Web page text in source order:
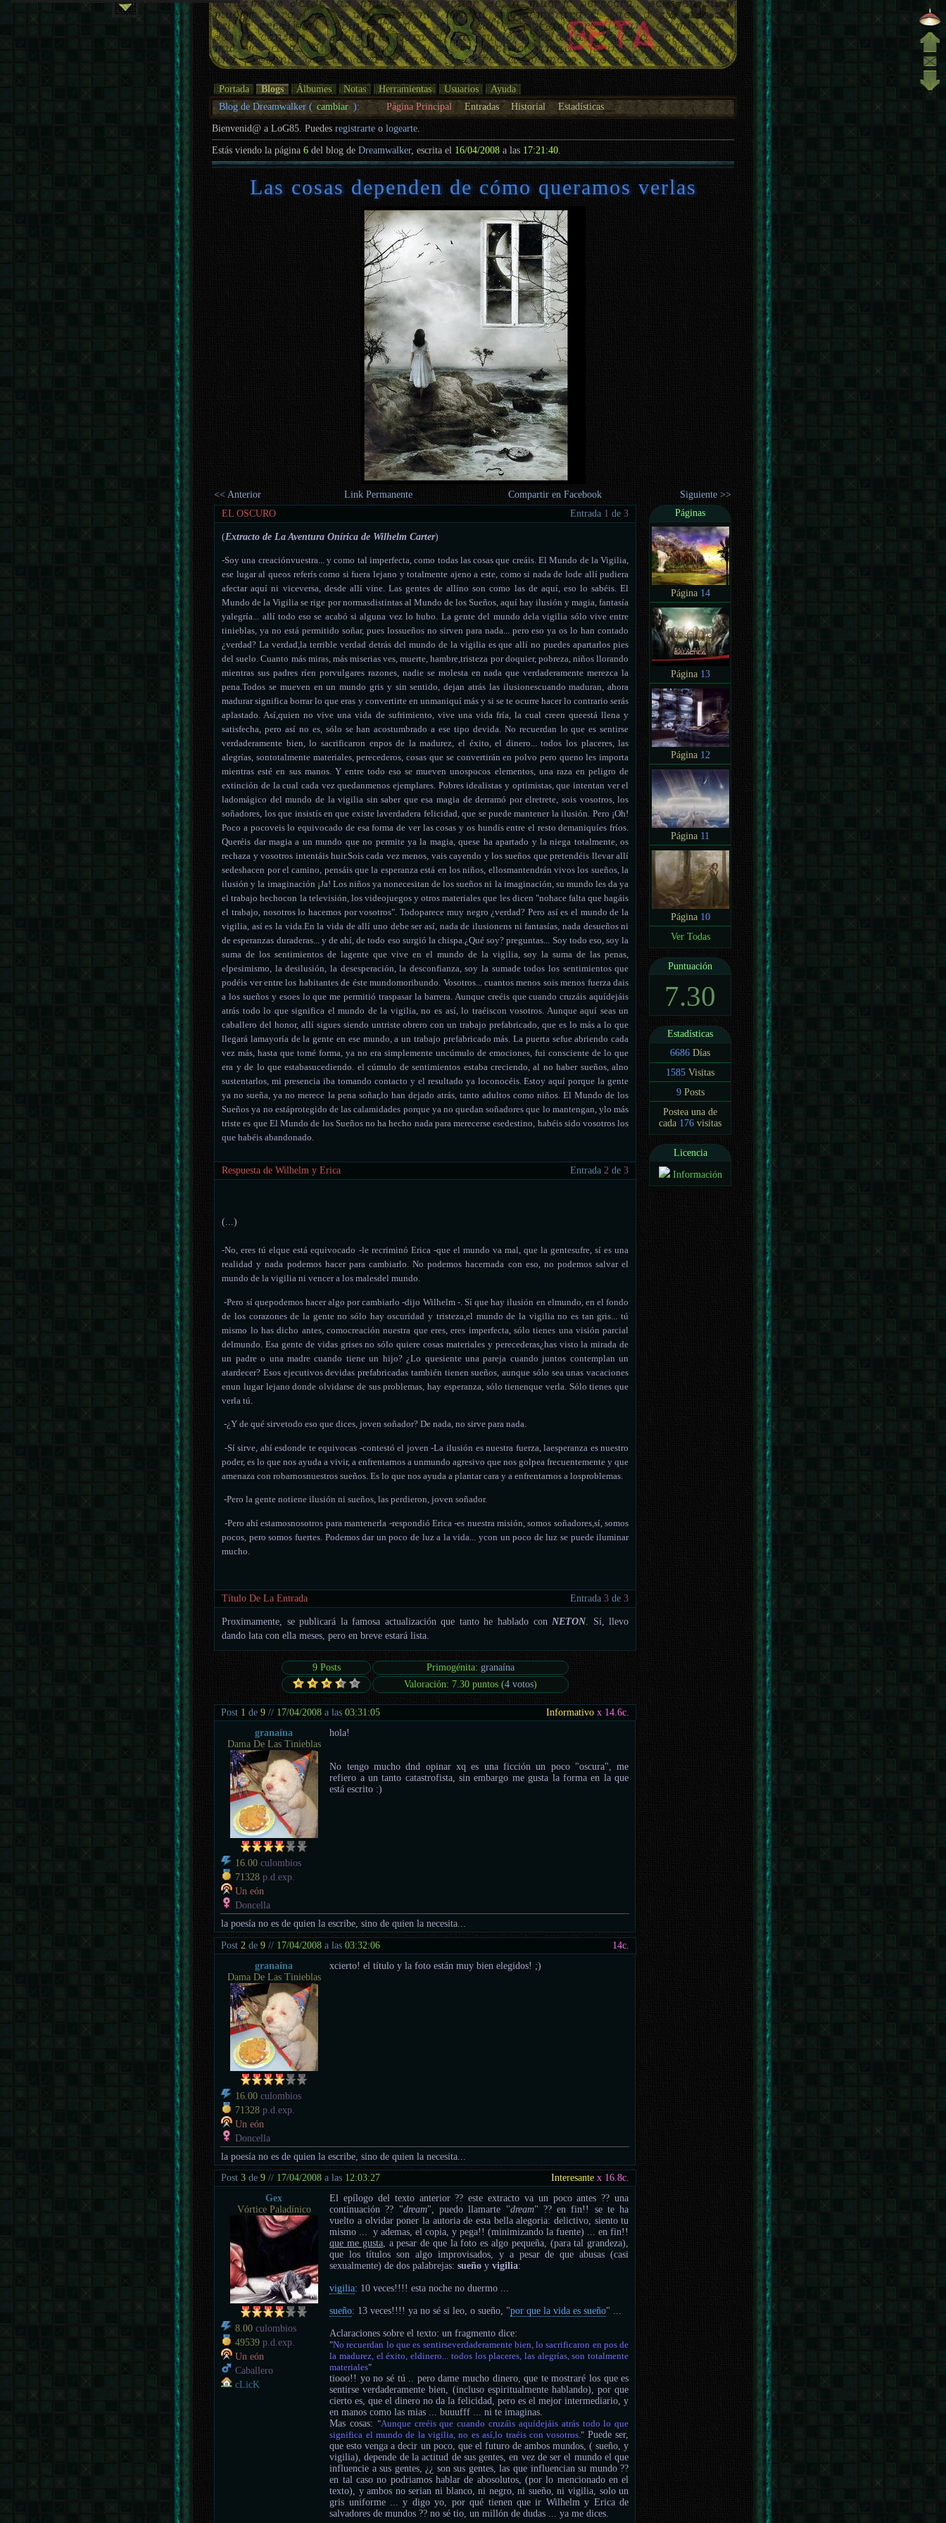
Portada Blogs Álbumes Notas Herramientas Usuarios
Ayuda
Blog de Dreamwalker ( cambiar ): Página Principal Entradas Historial Estadísticas
Bienvenid@ a LoG85. Puedesregistrarte ologearte.
Estás viendo la página6 del blog deDreamwalker, escrita el 16/04/2008 a las 17:21:40
Las cosas dependen de cómo queramos verlas
<< Anterior Link Permanente Compartir en Facebook
Siguiente >>
EL OSCURO
Entrada 1 de3
(Extracto de La Aventura Onírica de Wilhelm Carter)
-Soy una creaciónvuestra... y como tal imperfecta, como todas las cosas que creáis. El Mundo de la Vigilia,
ese lugar al queos referís como si fuera lejano y totalmente ajeno a este, como si nada de lode allí pudiera
afectar aquí ni viceversa, desde allí vine. Las gentes de allíno son como las de aquí, eso lo sabéis. El
Mundo dela Vigilia se rige por normasdistintas al Mundo de los Sueños, aquí hay ilusión y magia, fantasía
yalegría... allí todo eso se acabó si alguna vez lo hubo. La gente del mundo dela vigilia sólo vive entre
tinieblas, ya no está permitido soñar, pues lossueños no sirven para nada... pero eso ya os lo han contado
¿verdad? La verdad,la terrible verdad detrás del mundo de la vigilia es que allí no puedes apartarlos pies
del suelo. Cuanto más miras, más miserias ves, muerte, hambre,tristeza por doquier, pobreza, niños llorando
mientras sus padres ríen porvulgares razones, nadie se molesta en nada que verdaderamente merezca la
pena.Todos se mueven en un mundo gris y sin sentido, dejan atrás las ilusionescuando maduran, ahora
madurar significa borrar lo que eras y convertirte en unmaniquí más y si se te ocurre hacer lo contrario serás
aplastado. Así,quien no vive una vida de sufrimiento, vive una vida fría, la cual creen queestá llena y
satisfecha, pero así no es, sólo se han acostumbrado a ese tipo devida. No recuerdan lo que es sentirse
verdaderamente bien, lo sacrificaron enpos de la madurez, el éxito, el dinero... todos los placeres, las
alegrías, sontotalmente materiales, perecederos, cosas que se convertirán en polvo pero queno les importa
mientras esté en sus manos. Y entre todo eso se mueven unospocos elementos, una raza en peligro de
extinción de la cual cada vez quedanmenos ejemplares. Pobres idealistas y optimistas, que intentan ver el
ladomágico del mundo de la vigilia sin saber que esa magia de derramó por elretrete, sois vosotros, los
soñadores, los que insistís en que existe laverdadera felicidad, que se puede mantener la ilusión. Pero ¡Oh!
Poco a pocoveis lo equivocado de esa forma de ver las cosas y os hundís entre el resto demaniquíes fríos.
Queréis dar magia a un mundo que no permite ya la magia, quese ha apartado y la niega totalmente, os
rechaza y vosotros intentáis huir.Sois cada vez menos, vais cayendo y los sueños que pretendéis llevar allí
sedeshacen por el camino, pensáis que la esperanza está en los niños, ellosmantendrán vivos los sueños, la
ilusión y la imaginación ¡Ja! Los niños ya nonecesitan de los sueños ni la imaginación, su mundo les da ya
el trabajo hechocon la televisión, los videojuegos y otros materiales que les dicen "nohace falta que hagáis
el trabajo, nosotros lo hacemos por vosotros". Todoparece muy negro ¿verdad? Pero así es el mundo de la
vigilia, así es la vida.En la vida de allí uno debe ser así, nada de ilusionens ni fantasías, nada desueños ni
de esperanzas duraderas... y de ahí, de todo eso surgió la chispa.¿Qué soy? preguntas... Soy todo eso, soy la
suma de los sentimientos de lagente que vive en el mundo de la vigilia, soy la suma de las penas,
elpesimismo, la desilusión, la desesperación, la desconfianza, soy la sumade todos los sentimientos que
podéis ver entre los habitantes de éste mundomoribundo. Vosotros... cuantos menos sois menos fuerza dais
a los sueños y esoes lo que me permitió traspasar la barrera. Aunque creéis que cuando cruzáis aquídejáis
atrás todo lo que significa el mundo de la vigilia, no es así, lo traéiscon vosotros. Aunque aquí seas un
caballero del honor, allí sigues siendo untriste obrero con un trabajo prefabricado, que es lo más a lo que
llegará lamayoría de la gente en ese mundo, a un trabajo prefabricado más. La puerta sefue abriendo cada
vez más, hasta que tomé forma, ya no era simplemente uncúmulo de emociones, fui consciente de lo que
era y de lo que estabasucediendo. el cúmulo de sentimientos estaba creciendo, al no haber sueños, alno
sustentarlos, mi presencia iba tomando contacto y el resultado ya loconocéis. Estoy aquí porque la gente
ya no sueña, ya no merece la pena soñar,lo han dejado atrás, tanto adultos como niños. El Mundo de los
Sueños ya no estáprotegido de las calamidades porque ya no quedan soñadores que lo mantengan, ylo más
triste es que El Mundo de los Sueños no ha hecho nada para merecerse esedestino, habéis sido vosotros los
que habéis abandonado.
Respuesta de Wilhelm y Erica Entrada 2 de3
(...)
-No, eres tú elque está equivocado -le recriminó Erica -que el mundo va mal, que la gentesufre, sí es una
realidad y nada podemos hacer para cambiarlo. No podemos hacernada con eso, no podemos salvar el
mundo de la vigilia ni vencer a los malesdel mundo.
-Pero sí quepodemos hacer algo por cambiarlo -dijo Wilhelm -. Sí que hay ilusión en elmundo, en el fondo
de los corazones de la gente no sólo hay oscuridad y tristeza,el mundo de la vigilia no es tan gris... tú
mismo lo has dicho antes, comocreación nuestra que eres, eres imperfecta, sólo tienes una visión parcial
delmundo. Esa gente de vidas grises no sólo quiere cosas materiales y perecederas¿has visto la mirada de
un padre o una madre cuando tiene un hijo? ¿Lo quesiente una pareja cuando juntos contemplan un
atardecer? Esos ejecutivos devidas prefabricadas también tienen sueños, aunque sólo sea unas vacaciones
enun lugar lejano donde olvidarse de sus problemas, hay esperanza, sólo tienenque verla. Sólo tienes que
verla tú.
-¿Y de qué sirvetodo eso que dices, joven soñador? De nada, no sirve para nada.
-Sí sirve, ahí esdonde te equivocas -contestó el joven -La ilusión es nuestra fuerza, laesperanza es nuestro
poder, es lo que nos ayuda a vivir, a enfrentarnos a unmundo agresivo que nos golpea frecuentemente y que
amenaza con robarnosnuestros sueños. Es lo que nos ayuda a plantar cara y a enfrentarnos a losproblemas.
-Pero la gente notiene ilusión ni sueños, las perdieron, joven soñador.
-Pero ahí estamosnosotros para mantenerla -respondió Erica -es nuestra misión, somos soñadores,sí, somos
pocos, pero somos fuertes. Podemos dar un poco de luz a la vida... ycon un poco de luz se puede iluminar
mucho.
Título De La Entrada Entrada3 de3
Proximamente, se publicará la famosa actualización que tanto he hablado con NETON. Sí, llevo
dando lata con ella meses, pero en breve estará lista.
9 Posts Primogénita:granaína
Valoración: 7.30 puntos (4 votos)
Post 1 de9 // 17/04/2008 a las03:31:05 Informativo x 14.6c.
granaína
Dama De Las Tinieblas
16.00 culombios
71328 p.d.exp.
Un eón
Doncella
hola!
No tengo mucho dnd opinar xq es una ficción un poco "oscura", me
refiero a un tanto catastrofista, sin embargo me gusta la forma en la que
está escrito :)
la poesía no es de quien la escribe, sino de quien la necesita...
Post 2 de9 // 17/04/2008 a las03:32:06 14c.
granaína
Dama De Las Tinieblas
16.00 culombios
71328 p.d.exp.
Un eón
Doncella
xcierto! el título y la foto están muy bien elegidos! ;)
la poesía no es de quien la escribe, sino de quien la necesita...
Post3 de9 // 17/04/2008 a las 12:03:27 Interesante x 16.8c.
Gex
Vórtice Paladínico
8.00 culombios
49539 p.d.exp.
Un eón
Caballero
cLicK
El epílogo del texto anterior ?? este extracto va un poco antes ?? una
continuación ?? "dream", puedo llamarte "dream" ?? en fin!! se te ha
vuelto a olvidar poner la autoria de esta bella alegoria: delictivo, siento tu
mismo ... y ademas, el copia, y pega!! (minimizando la fuente) ... en fin!!
que me gusta, a pesar de que la foto es algo pequeña, (para tal grandeza),
que los títulos son algo improvisados, y a pesar de que abusas (casi
sexualmente) de dos palabrejas:sueño yvigilia:
vigilia: 10 veces!!!! esta noche no duermo ...
sueño: 13 veces!!!! ya no sé si leo, o sueño, "por que la vida es sueño" ...
Aclaraciones sobre el texto: un fragmento dice:
"No recuerdan lo que es sentirseverdaderamente bien, lo sacrificaron en pos de
la madurez, el éxito, eldinero... todos los placeres, las alegrías, son totalmente
materiales"
tiooo!! yo no sé tú .. pero dame mucho dinero, que te mostraré los que es
sentirse verdaderamente bien, (incluso espiritualmente hablando), por que
cierto es, que el dinero no da la felicidad, pero es el mejor intermediario, y
en manos como las mias ... buuufff ... ni te imaginas.
Mas cosas: "Aunque creéis que cuando cruzáis aquídejáis atrás todo lo que
significa el mundo de la vigilia, no es así,lo traéis con vosotros." Puede ser,
que esto venga a decir un poco, que el futuro de ambos mundos, ( sueño, y
vigilia), depende de la actitud de sus gentes, en vez de ser el mundo el que
influencie a sus gentes, ¿¿ son sus gentes, las que influencian su mundo ??
en tal caso no podriamos hablar de abosolutos, (por lo mencionado en el
texto), y ambos no serian ni blanco, ni negro, ni sueño, ni vigilia, solo un
gris uniforme ... y digo yo, por qué tienen que ir Wilhelm y Erica de
salvadores de mundos ?? no sé tio, un millón de dudas ... ya me dices.
Páginas
Página 14
Página 13
Página 12
Página 11
Página 10
Ver Todas
Puntuación
7.30
Estadísticas
6686 Días
1585 Visitas
9Posts
Postea una de
cada 176 visitas
Licencia
Información